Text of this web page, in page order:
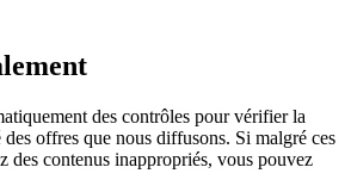
des contrôles pour vérifier la
offres que nous diffusons. Si malgré ces
des contenus inappropriés, vous pouvez